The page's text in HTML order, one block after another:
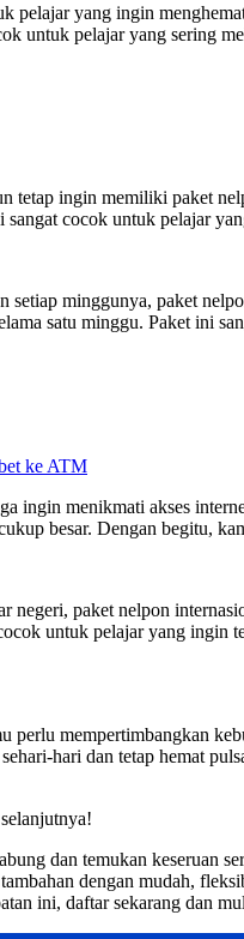
yang ingin
untuk pelajar yang sering
tetap ingin memiliki paket
cocok untuk pelajar
setiap minggunya, paket
satu minggu. Paket ini
ke ATM
ingin menikmati akses
besar. Dengan begitu,
negeri, paket nelpon
untuk pelajar yang
mempertimbangkan
hari dan tetap hemat
dan temukan keseruan
dengan mudah,
ini, daftar sekarang dan